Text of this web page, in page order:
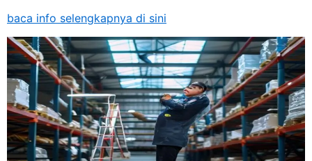
baca info selengkapnya di sini